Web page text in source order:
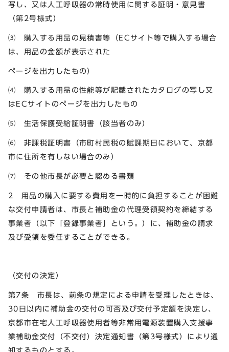
写し、又は人工呼吸器の常時使用に関する証明・意見書
（第2号様式）
⑶ 購入する用品の見積書等（ECサイト等で購入する場合
は、用品の金額が表示された
ページを出力したもの）
⑷ 購入する用品の性能等が記載されたカタログの写し又
はECサイトのページを出力したもの
⑸ 生活保護受給証明書（該当者のみ）
⑹
非課税証明書（市町村民税の賦課期日において、京都
市に住所を有しない場合のみ）
⑺ その他市長が必要と認める書類
2 用品の購入に要する費用を一時的に負担することが困難
な交付申請者は、市長と補助金の代理受領契約を締結する
事業者（以下「登録事業者」という。）に、補助金の請求
及び受領を委任することができる。
（交付の決定）
第7条 市長は、前条の規定による申請を受理したときは、
30日以内に補助金の交付の可否及び交付予定額を決定し、
京都市在宅人工呼吸器使用者等非常用電源装置購入支援事
業補助金交付（不交付）決定通知書（第3号様式）により通
知するものとする。